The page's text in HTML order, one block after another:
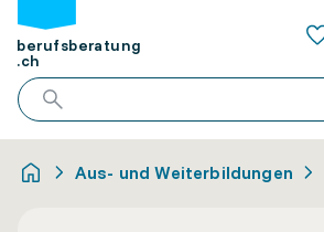
berufsberatung
.ch
Aus- und Weiterbildungen